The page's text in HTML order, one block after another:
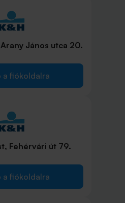
János utca 20.
a fiókoldalra
Fehérvári út 79.
a fiókoldalra